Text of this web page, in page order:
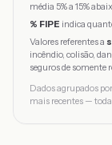
média 5% a 15%
% FIPE indica
Valores referentes a
incêndio, colisão,
seguros de somente
Dados agrupados
mais recentes —